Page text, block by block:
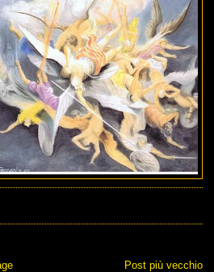
Post più vecchio